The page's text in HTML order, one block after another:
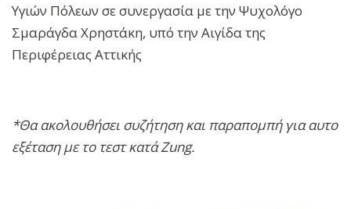
Υγιών Πόλεων σε συνεργασία με την Ψυχολόγο
Σμαράγδα Χρηστάκη, υπό την Αιγίδα της
Περιφέρειας Αττικής
*Θαακολουθήσει συζήτησηκαι παραπομπή γιααυτο
εξέτασημετο τεστ κατάZung.